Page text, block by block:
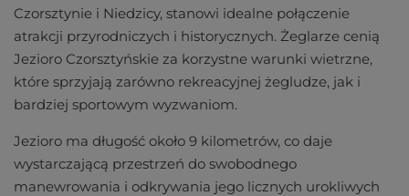
Czorsztynie i Niedzicy, stanowi idealne połączenie
atrakcji przyrodniczych i historycznych. Żeglarze cenią
Jezioro Czorsztyńskie za korzystne warunki wietrzne,
które sprzyjają zarówno rekreacyjnej żegludze, jak i
bardziej sportowym wyzwaniom.
Jezioro ma długość około 9 kilometrów, co daje
wystarczającą przestrzeń do swobodnego
manewrowania i odkrywania jego licznych urokliwych